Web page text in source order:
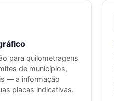
para quilometragens
de municípios,
— a informação
placas indicativas.